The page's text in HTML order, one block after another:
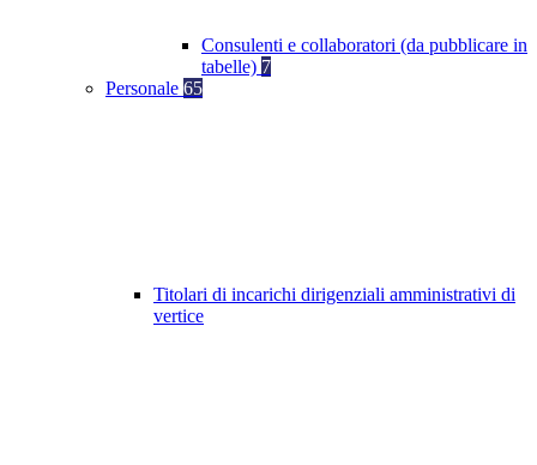
Consulenti e collaboratori (da pubblicare in
tabelle) 7
Personale 65
Titolari di incarichi dirigenziali amministrativi di
vertice